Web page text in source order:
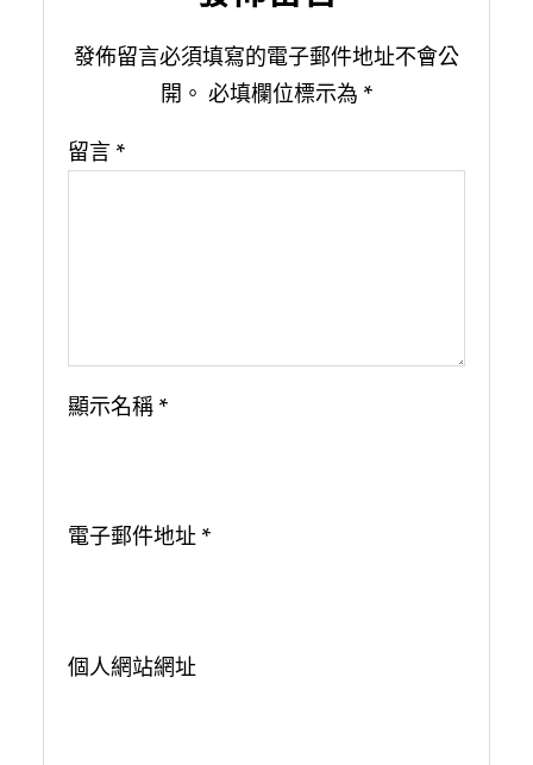
發佈留言必須填寫的電子郵件地址不會公
開。 必填欄位標示為 *
留言 *
顯示名稱 *
電子郵件地址 *
個人網站網址